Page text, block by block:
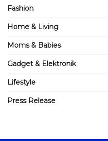
Fashion
Home & Living
Moms & Babies
Gadget & Elektronik
Lifestyle
Press Release